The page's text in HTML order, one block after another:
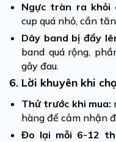
Ngực tràn ra khỏi
cup quá nhỏ, cần
Dây band bị đẩy
band quá rộng,
gây đau.
6. Lời khuyên khi
Thử trước khi mua:
hàng để cảm nhận
Đo lại mỗi 6-12